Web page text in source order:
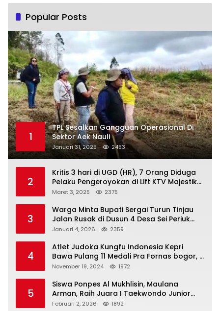
Popular Posts
1
TPL Sesalkan Gangguan Operasional Di
Sektor Aek Nauli
Januari 31, 2025 2453
2
Kritis 3 hari di UGD (HR), 7 Orang Diduga
Pelaku Pengeroyokan di Lift KTV Majestik
Melenggang Bebas, Kantor Hukum JAP
Tanjungpinang
Maret 3, 2025 2375
3
Warga Minta Bupati Sergai Turun Tinjau
Jalan Rusak di Dusun 4 Desa Sei Periuk
Serdang Bedagai
Januari 4, 2026 2359
4
Atlet Judoka Kungfu Indonesia Kepri
Bawa Pulang 11 Medali Pra Fornas bogor, 3
Emas dan 8 Perunggu.
November 19, 2024 1972
5
Siswa Ponpes Al Mukhlisin, Maulana
Arman, Raih Juara I Taekwondo Junior
Putra di Riau National Championship 2026
Februari 2, 2026 1892